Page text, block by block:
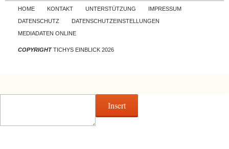
Skip to content
HOME KONTAKT UNTERSTÜTZUNG
IMPRESSUM
DATENSCHUTZ
DATENSCHUTZEINSTELLUNGEN
MEDIADATEN ONLINE
COPYRIGHTTICHYS EINBLICK 2026
Insert